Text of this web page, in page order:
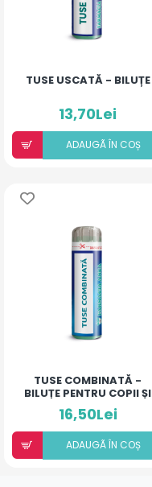
TUSE USCATĂ - BILUȚE
13,70Lei
ADAUGÃ ÎN COȘ
TUSE COMBINATĂ -
BILUȚE PENTRU COPII ȘI
ADULȚI
16,50Lei
ADAUGÃ ÎN COȘ